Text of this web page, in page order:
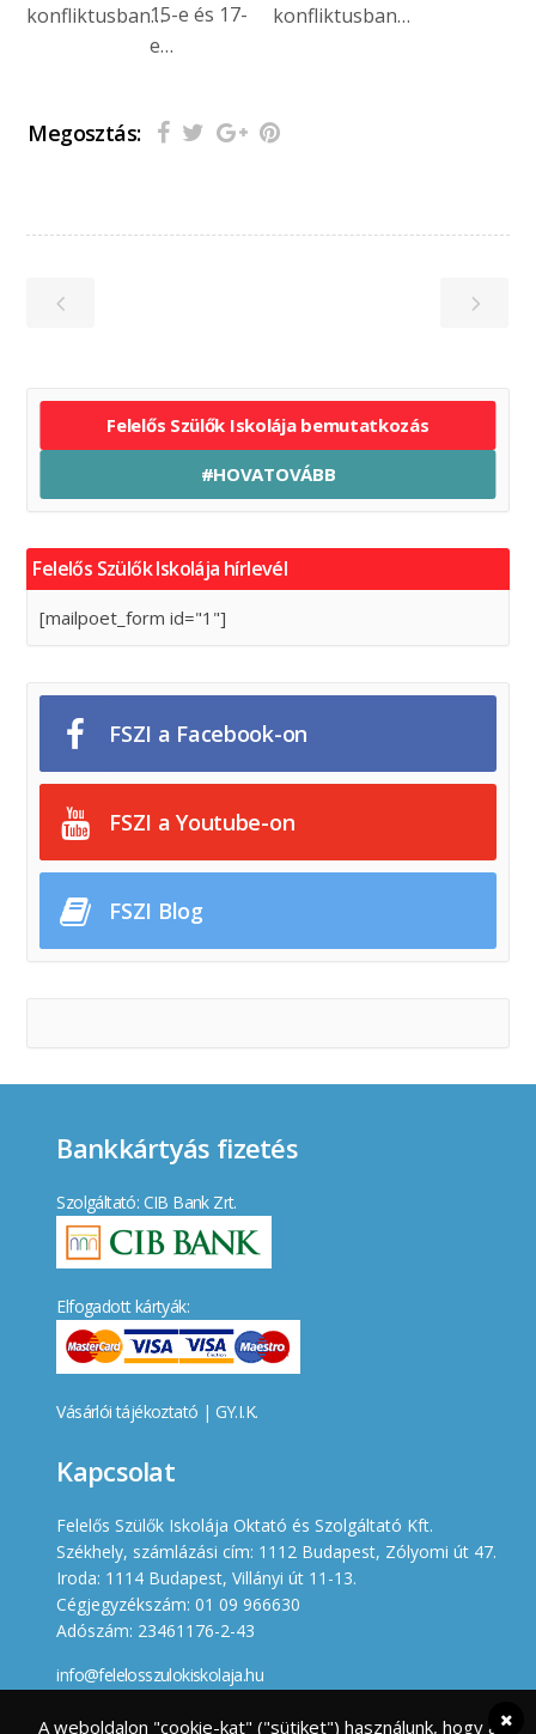
konfliktusban…15-e és 17-
e…
konfliktusban…
Megosztás:
Felelős Szülők Iskolája bemutatkozás
#HOVATOVÁBB
Felelős Szülők Iskolája hírlevél
[mailpoet_form id="1"]
FSZI a Facebook-on
FSZI a Youtube-on
FSZI Blog
Bankkártyás fizetés
Szolgáltató: CIB Bank Zrt.
Elfogadott kártyák:
Vásárlói tájékoztató | GY.I.K.
Kapcsolat
Felelős Szülők Iskolája Oktató és Szolgáltató Kft.
Székhely, számlázási cím: 1112 Budapest, Zólyomi út 47.
Iroda: 1114 Budapest, Villányi út 11-13.
Cégjegyzékszám: 01 09 966630
Adószám: 23461176-2-43
info@felelosszulokiskolaja.hu
A weboldalon "cookie-kat" ("sütiket") használunk, hogy a